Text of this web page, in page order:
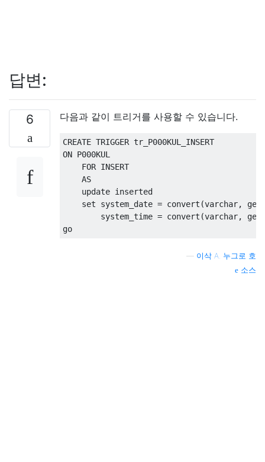
답변:
6 다음과 같이 트리거를 사용할 수 있습니다.
CREATE TRIGGER
ON P000KUL
FOR INSERT
AS
update inserted
set system_date = convert (varchar,
        system_time
= convert (varchar,
go
이삭 A. 누그로 호
소스